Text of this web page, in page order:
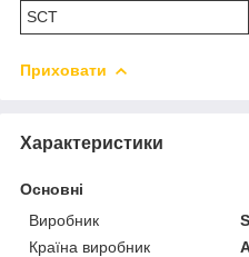
SCT
Приховати
Характеристики
Основні
Виробник
Країна виробник